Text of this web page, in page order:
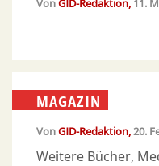
VonGID-Redaktion 11.
MAGAZIN
VonGID-Redaktion 20.
Weitere Bücher,